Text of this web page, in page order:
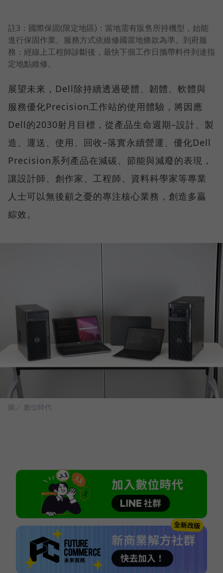
註3：國際保固(限定地區)：當地需有販售所持機型，始能
進行保固作業。服務方式依維修國當地條款為準。到府服
務：經線上工程師診斷後，最快下個工作日攜帶料件到達指
定地點維修。
展望未來，Dell除持續透過硬體、韌體、軟體與
服務優化Precision工作站的使用體驗，將因應
Dell的2030射月目標，從產品生命週期–設計、製
造、運送、使用、回收–落實永續營運、優化Dell
Precision系列產品在減碳、節能與減廢的表現，
讓設計師、創作家、工程師、資料科學家等專業
人士可以無後顧之憂的專注核心業務，創造多贏
綜效。
圖／ 數位時代